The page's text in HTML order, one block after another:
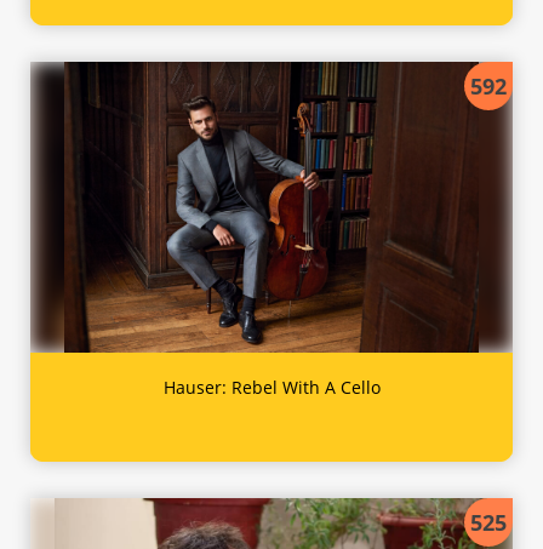
592
Hauser: Rebel With A Cello
525